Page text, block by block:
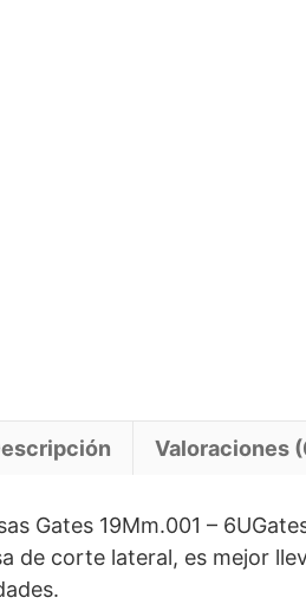
Valoraciones
Gates 19Mm.001 –
de corte lateral, es mejor